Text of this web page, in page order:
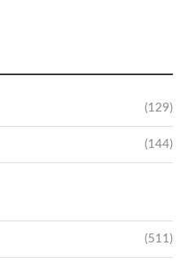
(129)
(144)
(511)